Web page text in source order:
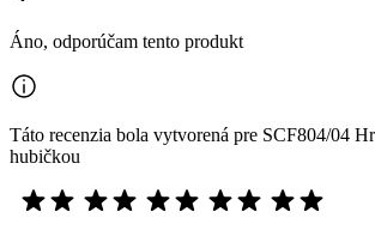
Áno, odporúčam tento produkt
Táto recenzia bola vytvorená pre SCF804/04
hubičkou